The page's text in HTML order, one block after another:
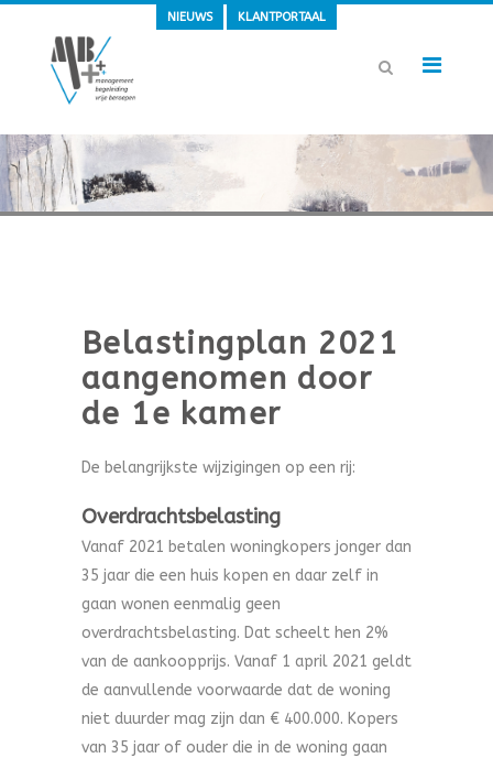
NIEUWS KLANTPORTAAL
Belastingplan 2021
aangenomen door
de 1e kamer
De belangrijkste wijzigingen op een rij:
Overdrachtsbelasting
Vanaf 2021 betalen woningkopers jonger dan
35 jaar die een huis kopen en daar zelf in
gaan wonen eenmalig geen
overdrachtsbelasting. Dat scheelt hen 2%
van de aankoopprijs. Vanaf 1 april 2021 geldt
de aanvullende voorwaarde dat de woning
niet duurder mag zijn dan € 400.000. Kopers
van 35 jaar of ouder die in de woning gaan